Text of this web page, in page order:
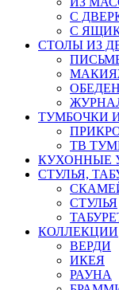
С
С
СТОЛЫ ИЗ
ТУМБОЧКИ
ТВ
КУХОННЫЕ
СТУЛЬЯ,
СТУЛЬЯ
КОЛЛЕКЦИИ
ВЕРДИ
ИКЕЯ
РАУНА